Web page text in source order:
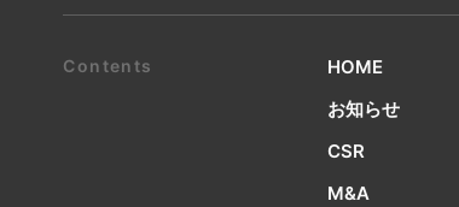
HOME
お知らせ
CSR
M&A